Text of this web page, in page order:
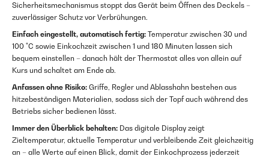
Sicherheitsmechanismus stoppt das Gerät beim Öffnen des Deckels –
zuverlässiger Schutz vor Verbrühungen.
Einfach eingestellt, automatisch fertig: Temperatur zwischen 30 und
100 °C sowie Einkochzeit zwischen 1 und 180 Minuten lassen sich
bequem einstellen – danach hält der Thermostat alles von allein auf
Kurs und schaltet am Ende ab.
Anfassen ohne Risiko: Griffe, Regler und Ablasshahn bestehen aus
hitzebeständigen Materialien, sodass sich der Topf auch während des
Betriebs sicher bedienen lässt.
Immer den Überblick behalten: Das digitale Display zeigt
Zieltemperatur, aktuelle Temperatur und verbleibende Zeit gleichzeitig
an – alle Werte auf einen Blick, damit der Einkochprozess jederzeit